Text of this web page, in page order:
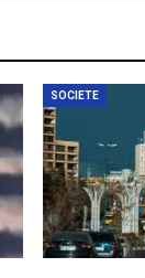
SOCIETE